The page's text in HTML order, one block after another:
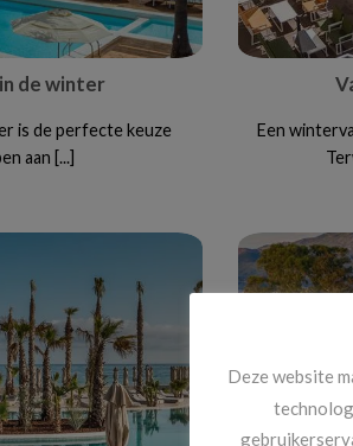
de winter
is de perfecte keuze
aan [...]
Een
Deze website